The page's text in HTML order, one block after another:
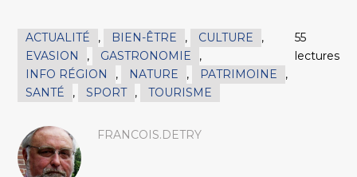
ACTUALITÉ , BIEN-ÊTRE , CULTURE
,
EVASION
, GASTRONOMIE
,
INFO RÉGION
, NATURE , PATRIMOINE
,
SANTÉ
, SPORT , TOURISME
55
lectures
FRANCOIS.DETRY